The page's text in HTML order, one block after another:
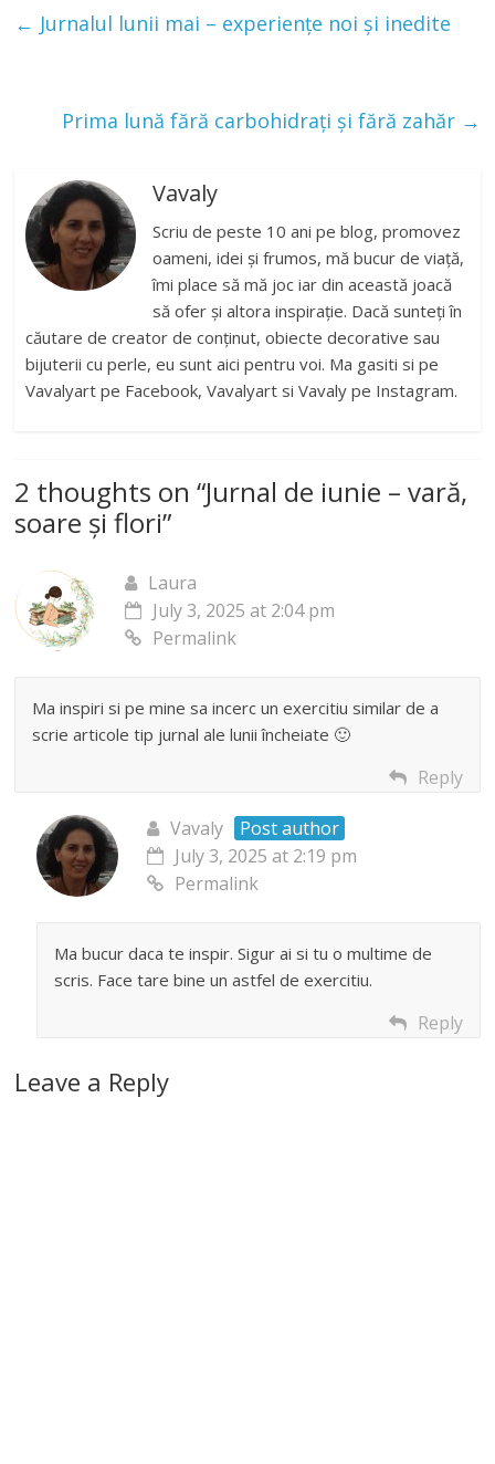
← Jurnalul lunii mai – experiențe noi și inedite
Prima lună fără carbohidrați și fără zahăr →
Vavaly
Scriu de peste 10 ani pe blog, promovez
oameni, idei și frumos, mă bucur de viață,
îmi place să mă joc iar din această joacă
să ofer și altora inspirație. Dacă sunteți în
căutare de creator de conținut, obiecte decorative sau
bijuterii cu perle, eu sunt aici pentru voi. Ma gasiti si pe
Vavalyart pe Facebook, Vavalyart si Vavaly pe Instagram.
2 thoughts on “Jurnal de iunie – vară,
soare și flori”
Laura
July 3, 2025 at 2:04 pm
Permalink
Ma inspiri si pe mine sa incerc un exercitiu similar de a
scrie articole tip jurnal ale lunii încheiate 🙂
Reply
Vavaly
Post author
July 3, 2025 at 2:19 pm
Permalink
Ma bucur daca te inspir. Sigur ai si tu o multime de
scris. Face tare bine un astfel de exercitiu.
Reply
Leave a Reply